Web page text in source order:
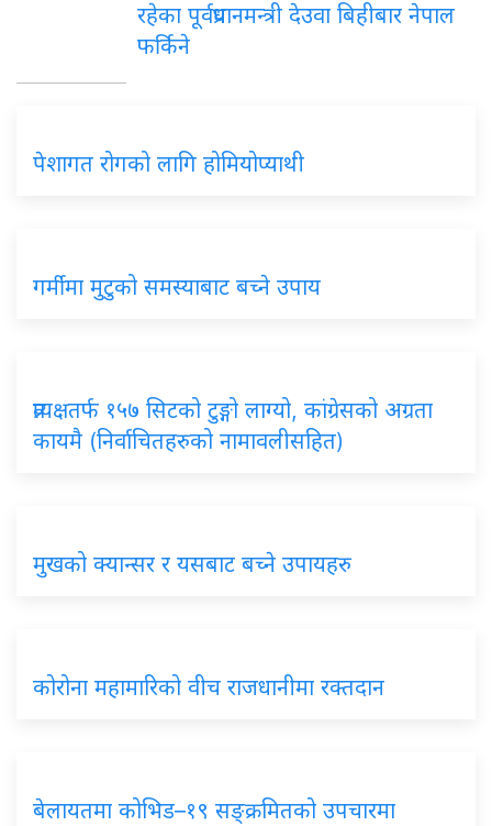
रहेका पूर्वप्रधानमन्त्री देउवा बिहीबार नेपाल
फर्किने
पेशागत रोगको लागि होमियोप्याथी
गर्मीमा मुटुको समस्याबाट बच्ने उपाय
प्रत्यक्षतर्फ १५७ सिटको टुङ्गो लाग्यो, कांग्रेसको अग्रता
कायमै (निर्वाचितहरुको नामावलीसहित)
मुखको क्यान्सर र यसबाट बच्ने उपायहरु
कोरोना महामारिको वीच राजधानीमा रक्तदान
बेलायतमा कोभिड–१९ सङ्क्रमितको उपचारमा